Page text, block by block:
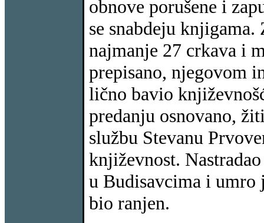
obnove porušene i
se snabdeju
najmanje 27 crkava i
prepisano, njegovom
lično bavio
predanju osnovano,
službu Stevanu
književnost.
u Budisavcima i umro
bio ranjen.